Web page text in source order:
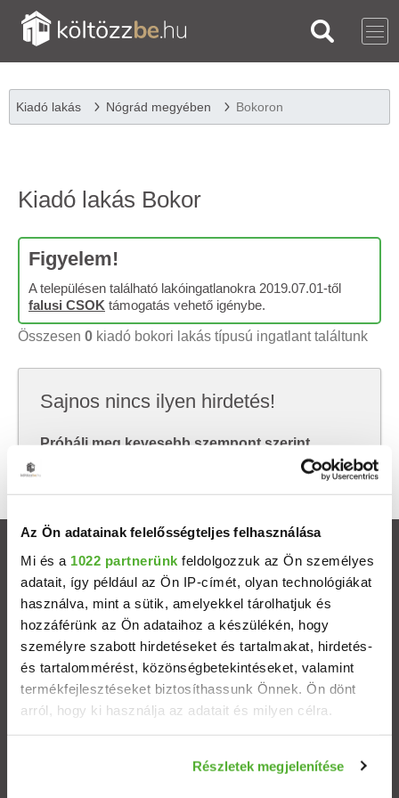
Az Ön adatainak felelősségteljes felhasználása
Mi és a 1022 partnerünk feldolgozzuk az Ön személyes
adatait, így például az Ön IP-címét, olyan technológiákat
használva, mint a sütik, amelyekkel tárolhatjuk és
hozzáférünk az Ön adataihoz a készülékén, hogy
személyre szabott hirdetéseket és tartalmakat, hirdetés-
és tartalommérést, közönségbetekintéseket, valamint
termékfejlesztéseket biztosíthassunk Önnek. Ön dönt
arról, hogy ki használja az adatait és milyen célra.
Információgyűjtés az Ön földrajzi elhelyezkedéséről
Részletek megjelenítése
Kiadó lakás Nógrád megyében Bokoron
Kiadó lakás Bokor
Figyelem!
A településen található lakóingatlanokra 2019.07.01-től
falusi CSOK támogatás vehető igénybe.
Összesen 0 kiadó bokori lakás típusú ingatlant találtunk
Sajnos nincs ilyen hirdetés!
Próbálj meg kevesebb szempont szerint
keresni, hátha akkor megtalálod, amit keresel.
Ingatlanok
Eladó házak
Eladó lakások
Települések